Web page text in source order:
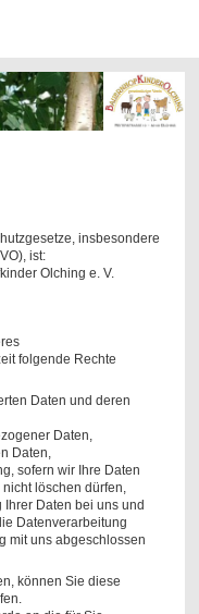
insbesondere
ist:
Olching e. V.
folgende Rechte
Daten und deren
Daten,
Daten,
sofern wir Ihre Daten
löschen dürfen,
Daten bei uns und
Datenverarbeitung
mit uns abgeschlossen
können Sie diese